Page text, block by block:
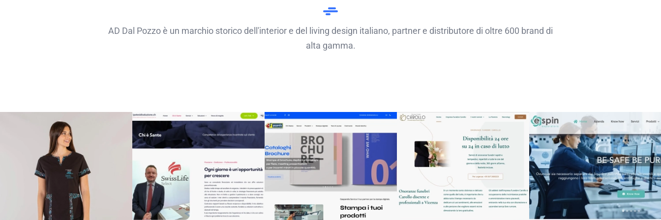
AD Dal Pozzo è un marchio storico dell'interior e del living design italiano, partner e distributore di oltre 600 brand di
alta gamma.